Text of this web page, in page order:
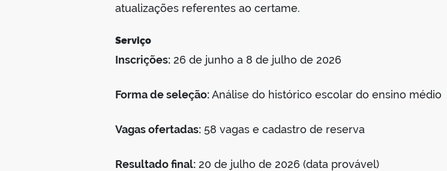
atualizações referentes ao certame.
Serviço
Inscrições: 26 de junho a 8 de julho de 2026
Forma de seleção:Análise do histórico escolar do ensino médio
Vagas ofertadas: 58 vagas e cadastro de reserva
Resultado final: 20 de julho de 2026 (data provável)